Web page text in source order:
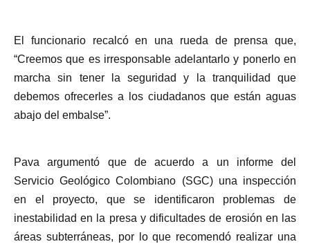
El funcionario recalcó en una rueda de prensa que,
“Creemos que es irresponsable adelantarlo y ponerlo en
marcha sin tener la seguridad y la tranquilidad que
debemos ofrecerles a los ciudadanos que están aguas
abajo del embalse”.
Pava argumentó que de acuerdo a un informe del
Servicio Geológico Colombiano (SGC) una inspección
en el proyecto, que se identificaron problemas de
inestabilidad en la presa y dificultades de erosión en las
áreas subterráneas, por lo que recomendó realizar una